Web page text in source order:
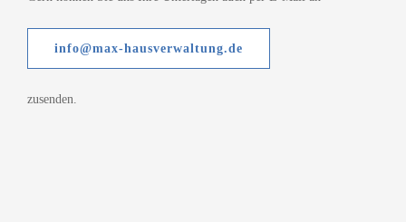
info@max-hausverwaltung.de
zusenden.